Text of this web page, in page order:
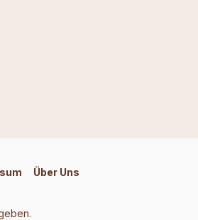
Über Uns